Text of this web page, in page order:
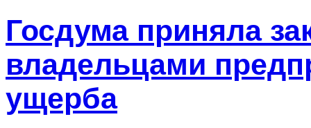
Госдума приняла
владельцами
ущерба